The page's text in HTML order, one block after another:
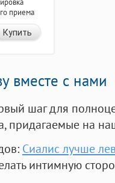
приема
Купить
вместе с нами
шаг для
придагаемые на
Сиалис лучше
интимную